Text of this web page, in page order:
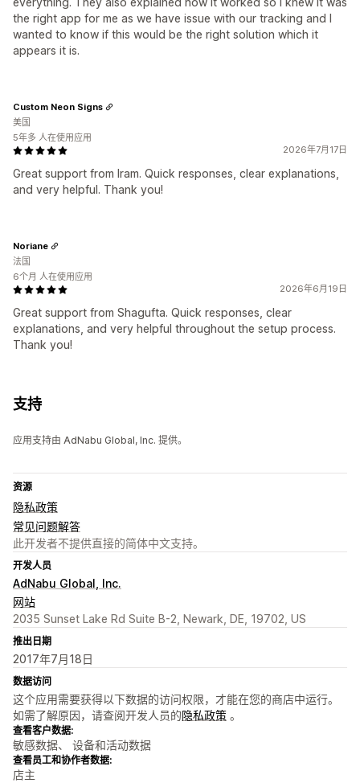
the right app for me as we have issue with our tracking and I
wanted to know if this would be the right solution which it
appears it is.
2026年7月17日
Great support from Iram. Quick responses, clear explanations,
and very helpful. Thank you!
Custom Neon Signs
美国
5年多 人在使用应用
2026年6月19日
Great support from Shagufta. Quick responses, clear
explanations, and very helpful throughout the setup process.
Thank you!
Noriane
法国
6个月 人在使用应用
支持
应用支持由 AdNabu Global, Inc. 提供。
资源
隐私政策
常见问题解答
此开发者不提供直接的简体中文支持。
开发人员
AdNabu Global, Inc.
网站
2035 Sunset Lake Rd Suite B-2, Newark, DE, 19702, US
推出日期
2017年7月18日
数据访问
这个应用需要获得以下数据的访问权限，才能在您的商店中运行。
如需了解原因，请查阅开发人员的隐私政策 。
查看客户数据:
敏感数据、 设备和活动数据
查看员工和协作者数据:
店主